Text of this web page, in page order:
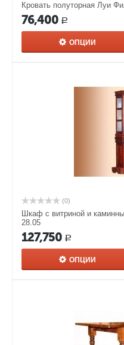
Кровать полуторная Луи
76,400 Р
ОПЦИИ
(0)
Шкаф с витриной и
28.05
127,750 Р
ОПЦИИ